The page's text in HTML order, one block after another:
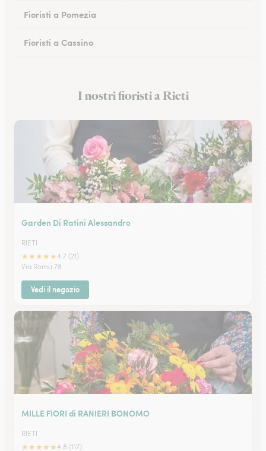
Fioristi a Pomezia
Fioristi a Cassino
Fioristi a FormelloI nostri fioristi a Rieti
Garden Di Ratini Alessandro
RIETI
★★★★★4.7 (21)
Via Roma 78
Vedi il negozio
MILLE FIORI di RANIERI BONOMO
RIETI
★★★★★4.8 (117)